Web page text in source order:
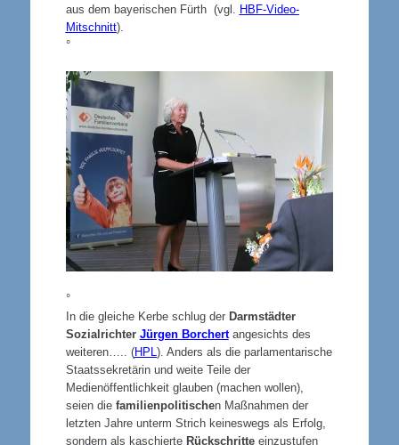
aus dem bayerischen Fürth (vgl. HBF-Video-
Mitschnitt).
°
°
In die gleiche Kerbe schlug der Darmstädter
Sozialrichter Jürgen Borchertangesichts des
weiteren….. (HPL ). Anders als die parlamentarische
Staatssekretärin und weite Teile der
Medienöffentlichkeit glauben (machen wollen),
seien die familienpolitischen Maßnahmen der
letzten Jahre unterm Strich keineswegs als Erfolg,
sondern als kaschierte Rückschritteeinzustufen